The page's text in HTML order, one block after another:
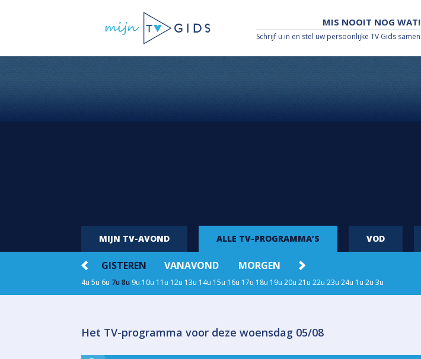
MIS NOOIT NOG WAT!
Schrijf u in en stel uw persoonlijke TV Gids samen
MIJN TV-AVOND ALLE TV-PROGRAMMA’S VOD
GISTEREN VANAVOND MORGEN
4u 5u 6u 7u 8u 9u 10u 11u 12u 13u 14u 15u 16u 17u 18u 19u 20u 21u 22u 23u 24u 1u 2u 3u
Het TV-programma voor deze woensdag 05/08